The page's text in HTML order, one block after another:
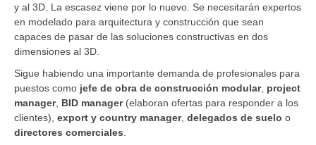
y al 3D. La escasez viene por lo nuevo. Se necesitarán expertos
en modelado para arquitectura y construcción que sean
capaces de pasar de las soluciones constructivas en dos
dimensiones al 3D.
Sigue habiendo una importante demanda de profesionales para
puestos como jefe de obra de construcción modular, project
manager, BID manager(elaboran ofertas para responder a los
clientes), export y country manager, delegados de suelo o
directores comerciales